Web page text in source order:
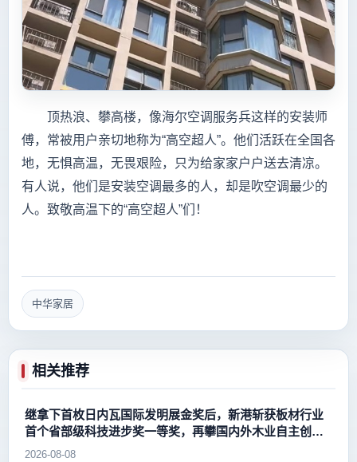
顶热浪、攀高楼，像海尔空调服务兵这样的安装师
傅，常被用户亲切地称为“高空超人”。他们活跃在全国各
地，无惧高温，无畏艰险，只为给家家户户送去清凉。
有人说，他们是安装空调最多的人，却是吹空调最少的
人。致敬高温下的“高空超人”们！
中华家居
相关推荐
继拿下首枚日内瓦国际发明展金奖后，新港斩获板材行业
首个省部级科技进步奖一等奖，再攀国内外木业自主创新
新高峰
2026-08-08